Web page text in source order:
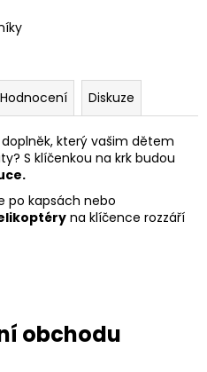
Hodnocení Diskuze
který vašim dětem
S klíčenkou na krk budou
po kapsách nebo
na klíčence rozzáří